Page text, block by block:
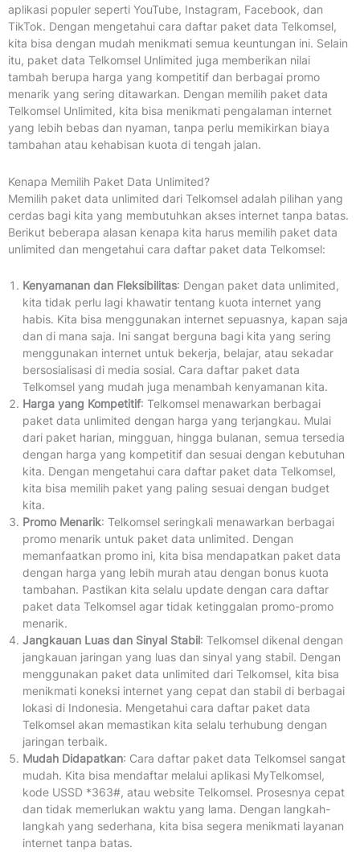
aplikasi populer seperti YouTube, Instagram, Facebook, dan
TikTok. Dengan mengetahui cara daftar paket data Telkomsel,
kita bisa dengan mudah menikmati semua keuntungan ini. Selain
itu, paket data Telkomsel Unlimited juga memberikan nilai
tambah berupa harga yang kompetitif dan berbagai promo
menarik yang sering ditawarkan. Dengan memilih paket data
Telkomsel Unlimited, kita bisa menikmati pengalaman internet
yang lebih bebas dan nyaman, tanpa perlu memikirkan biaya
tambahan atau kehabisan kuota di tengah jalan.
Kenapa Memilih Paket Data Unlimited?
Memilih paket data unlimited dari Telkomsel adalah pilihan yang
cerdas bagi kita yang membutuhkan akses internet tanpa batas.
Berikut beberapa alasan kenapa kita harus memilih paket data
unlimited dan mengetahui cara daftar paket data Telkomsel:
Kenyamanan dan Fleksibilitas: Dengan paket data unlimited,
kita tidak perlu lagi khawatir tentang kuota internet yang
habis. Kita bisa menggunakan internet sepuasnya, kapan saja
dan di mana saja. Ini sangat berguna bagi kita yang sering
menggunakan internet untuk bekerja, belajar, atau sekadar
bersosialisasi di media sosial. Cara daftar paket data
Telkomsel yang mudah juga menambah kenyamanan kita.
Harga yang Kompetitif: Telkomsel menawarkan berbagai
paket data unlimited dengan harga yang terjangkau. Mulai
dari paket harian, mingguan, hingga bulanan, semua tersedia
dengan harga yang kompetitif dan sesuai dengan kebutuhan
kita. Dengan mengetahui cara daftar paket data Telkomsel,
kita bisa memilih paket yang paling sesuai dengan budget
kita.
Promo Menarik: Telkomsel seringkali menawarkan berbagai
promo menarik untuk paket data unlimited. Dengan
memanfaatkan promo ini, kita bisa mendapatkan paket data
dengan harga yang lebih murah atau dengan bonus kuota
tambahan. Pastikan kita selalu update dengan cara daftar
paket data Telkomsel agar tidak ketinggalan promo-promo
menarik.
Jangkauan Luas dan Sinyal Stabil: Telkomsel dikenal dengan
jangkauan jaringan yang luas dan sinyal yang stabil. Dengan
menggunakan paket data unlimited dari Telkomsel, kita bisa
menikmati koneksi internet yang cepat dan stabil di berbagai
lokasi di Indonesia. Mengetahui cara daftar paket data
Telkomsel akan memastikan kita selalu terhubung dengan
jaringan terbaik.
Mudah Didapatkan: Cara daftar paket data Telkomsel sangat
mudah. Kita bisa mendaftar melalui aplikasi MyTelkomsel,
kode USSD *363#, atau website Telkomsel. Prosesnya cepat
dan tidak memerlukan waktu yang lama. Dengan langkah-
langkah yang sederhana, kita bisa segera menikmati layanan
internet tanpa batas.